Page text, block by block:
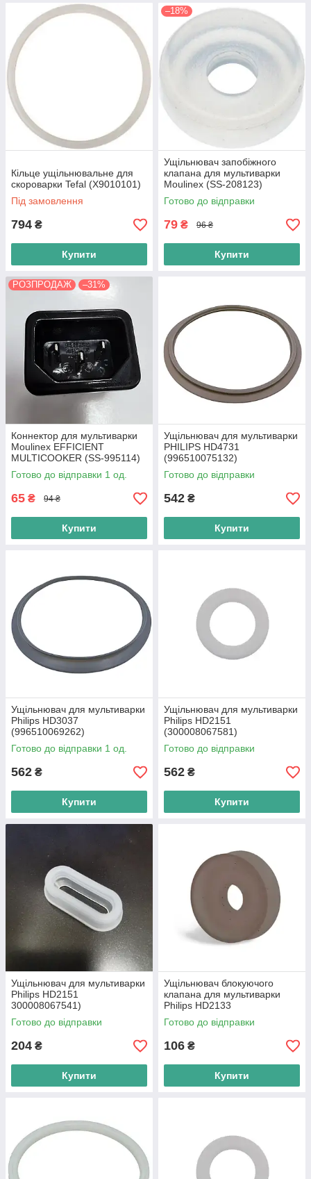
Кільце ущільнювальне для
скороварки Tefal (X9010101)
Під замовлення
794 ₴
Купити
–18%
Ущільнювач запобіжного
клапана для мультиварки
Moulinex (SS-208123)
Готово до відправки
79 ₴ 96 ₴
Купити
РОЗПРОДАЖ –31%
Коннектор для мультиварки
Moulinex EFFICIENT
MULTICOOKER (SS-995114)
Готово до відправки 1 од.
65 ₴ 94 ₴
Купити
Ущільнювач для мультиварки
PHILIPS HD4731
(996510075132)
Готово до відправки
542 ₴
Купити
Ущільнювач для мультиварки
Philips HD3037
(996510069262)
Готово до відправки 1 од.
562 ₴
Купити
Ущільнювач для мультиварки
Philips HD2151
(300008067581)
Готово до відправки
562 ₴
Купити
Ущільнювач для мультиварки
Philips HD2151
300008067541)
Готово до відправки
204 ₴
Купити
Ущільнювач блокуючого
клапана для мультиварки
Philips HD2133
(996510068654)
Готово до відправки
106 ₴
Купити